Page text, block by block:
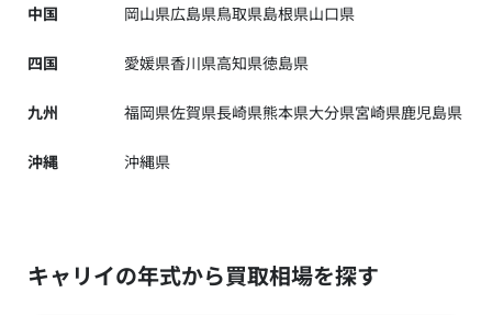
中国 岡山県広島県鳥取県島根県山口県
四国 愛媛県香川県高知県徳島県
九州 福岡県佐賀県長崎県熊本県大分県宮崎県鹿児島県
沖縄 沖縄県
キャリイの年式から買取相場を探す